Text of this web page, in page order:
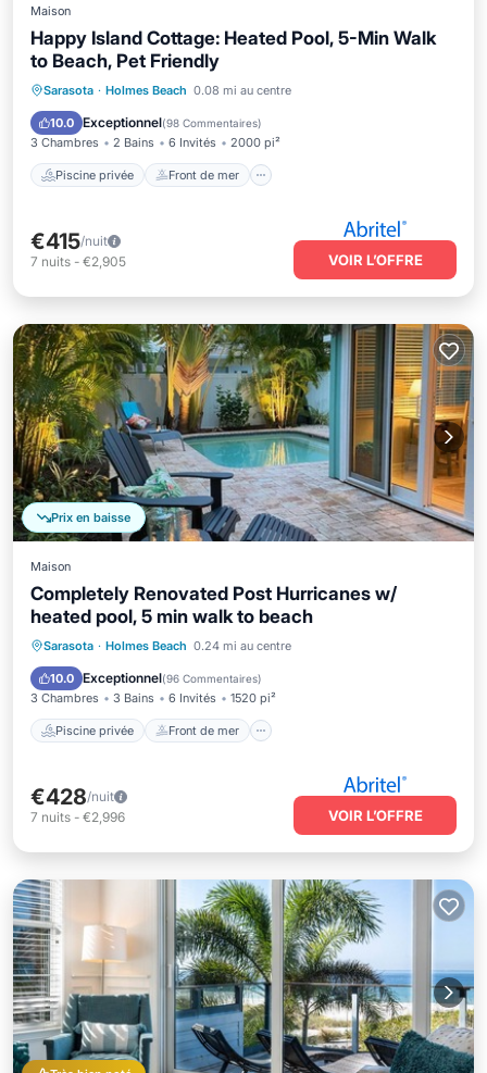
Maison
Happy Island Cottage: Heated Pool, 5-Min Walk
to Beach, Pet Friendly
Sarasota · Holmes Beach 0.08 mi au centre
10.0 Exceptionnel(98 Commentaires)
3 Chambres 2 Bains 6 Invités 2000 pi²
Piscine privée Front de mer
Piscine privée
Front de mer
Bain à remous
Parking
€415/nuit
7 nuits - €2,905 VOIR L’OFFRE
Prix en baisse
Maison
Completely Renovated Post Hurricanes w/
heated pool, 5 min walk to beach
Sarasota · Holmes Beach 0.24 mi au centre
10.0 Exceptionnel(96 Commentaires)
3 Chambres 3 Bains 6 Invités 1520 pi²
Piscine privée Front de mer
Piscine privée Front de mer
Piscine
€428/nuit
7 nuits - €2,996 VOIR L’OFFRE